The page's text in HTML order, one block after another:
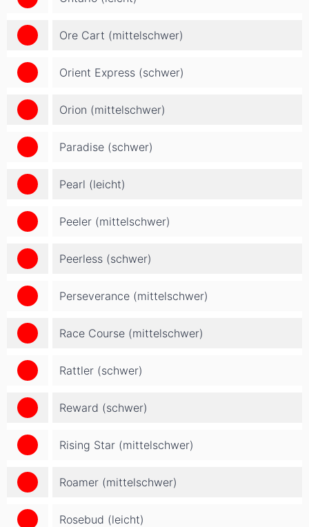
Ore Cart (mittelschwer)
Orient Express (schwer)
Orion (mittelschwer)
Paradise (schwer)
Pearl (leicht)
Peeler (mittelschwer)
Peerless (schwer)
Perseverance (mittelschwer)
Race Course (mittelschwer)
Rattler (schwer)
Reward (schwer)
Rising Star (mittelschwer)
Roamer (mittelschwer)
Rosebud (leicht)